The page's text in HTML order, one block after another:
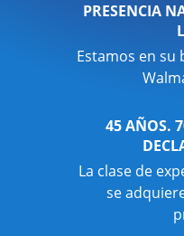
PRESENCIA
Estamos en
45 AÑOS.
La clase de
se